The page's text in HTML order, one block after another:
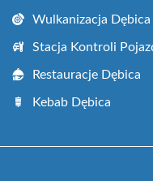
Wulkanizacja Dębica
Stacja Kontroli
Restauracje Dębica
Kebab Dębica